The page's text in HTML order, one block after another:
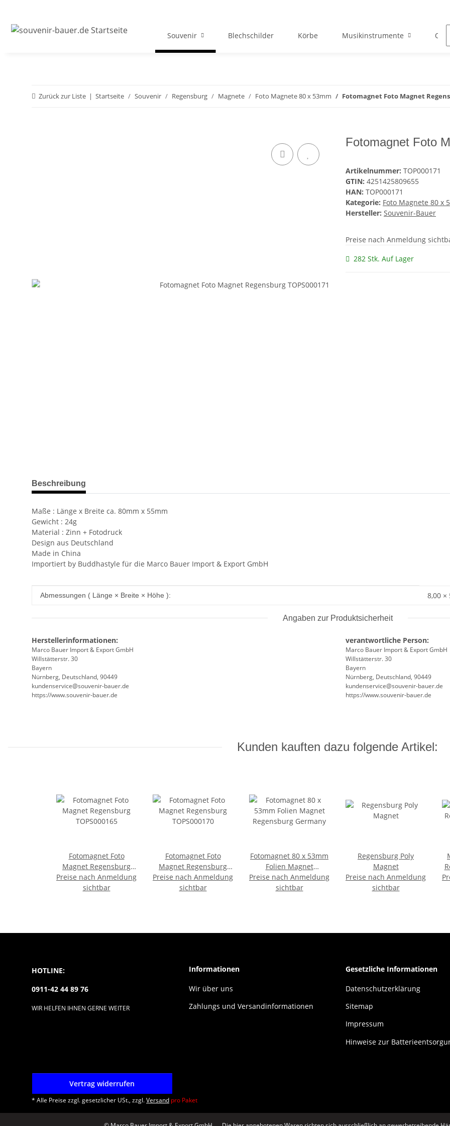
Souvenir Blechschilder Körbe Musikinstrumente
Zurück zur Liste Startseite Souvenir Regensburg Magnete Foto Magnete 80 x 53mm Fotomagnet Foto Magnet
Fotomagnet Foto
Artikelnummer: TOP000171
GTIN: 4251425809655
HAN: TOP000171
Kategorie: Foto Magnete 80 x
Hersteller: Souvenir-Bauer
Preise nach Anmeldung
282 Stk. Auf Lager
weitere Registerkarten anzeigen
Beschreibung
Maße : Länge x Breite ca. 80mm x 55mm
Gewicht : 24g
Material : Zinn + Fotodruck
Design aus Deutschland
Made in China
Importiert by Buddhastyle für die Marco Bauer Import & Export GmbH
Produkteigenschaft
Wert
Abmessungen ( Länge × Breite × Höhe ): 8,00 ×
Angaben zur Produktsicherheit
Herstellerinformationen:
Marco Bauer Import & Export GmbH
Willstätterstr. 30
Bayern
Nürnberg, Deutschland, 90449
kundenservice@souvenir-bauer.de
https://www.souvenir-bauer.de
verantwortliche Person:
Marco Bauer Import & Export GmbH
Willstätterstr. 30
Bayern
Nürnberg, Deutschland, 90449
kundenservice@souvenir-bauer.de
https://www.souvenir-bauer.de
Kunden kauften dazu folgende Artikel:
Fotomagnet Foto
Magnet Regensburg
TOPS000165
Preise nach Anmeldung
sichtbar
Fotomagnet Foto
Magnet Regensburg
TOPS000170
Preise nach Anmeldung
sichtbar
Fotomagnet 80 x 53mm
Folien Magnet
Regensburg Germany
Preise nach Anmeldung
sichtbar
Regensburg Poly
Magnet
Preise nach Anmeldung
sichtbar
HOTLINE:
0911-42 44 89 76
WIR HELFEN IHNEN GERNE WEITER
Informationen
Wir über uns
Zahlungs und Versandinformationen
Gesetzliche Informationen
Datenschutzerklärung
Sitemap
Impressum
Hinweise zur
Vertrag widerrufen
* Alle Preise zzgl. gesetzlicher USt., zzgl.Versand pro Paket